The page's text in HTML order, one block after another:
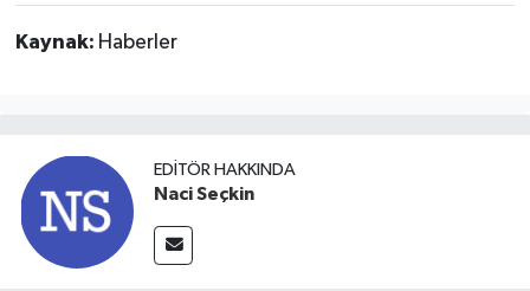
Kaynak: Haberler
EDITÖR HAKKINDA
Naci Seçkin